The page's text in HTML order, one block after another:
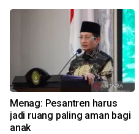
Menag: Pesantren harus
jadi ruang paling aman bagi
anak